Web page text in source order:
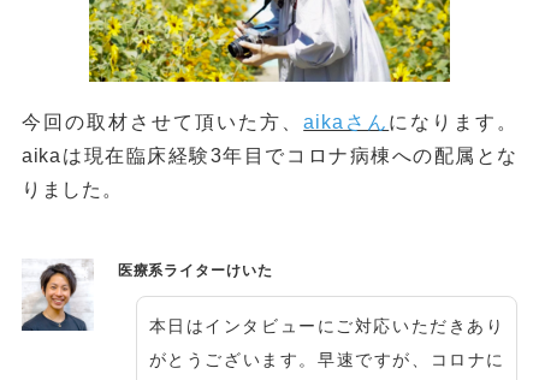
今回の取材させて頂いた方、aikaさん になります。
aikaは現在臨床経験3年目でコロナ病棟への配属とな
りました。
医療系ライターけいた
本日はインタビューにご対応いただきあり
がとうございます。早速ですが、コロナに